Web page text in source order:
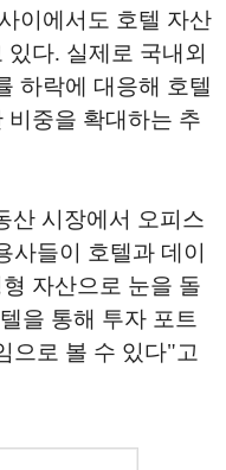
이에서도 호텔 자산
다. 실제로 국내외
하락에 대응해 호텔
비중을 확대하는 추
산 시장에서 오피스
사들이 호텔과 데이
자산으로 눈을 돌
을 통해 투자 포트
으로 볼 수 있다"고